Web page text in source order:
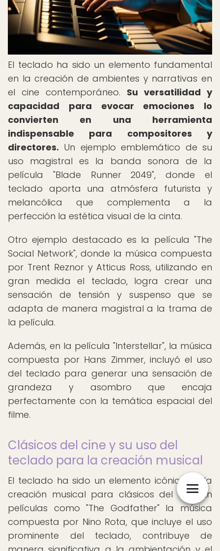
El teclado ha sido un elemento fundamental
en la creación de ambientes y narrativas en
el cine contemporáneo. Su versatilidad y
capacidad para evocar emociones lo
convierten en una herramienta
indispensable para compositores y
directores. Un ejemplo emblemático de su
uso magistral es la banda sonora de la
película "Blade Runner 2049", donde el
teclado aporta una atmósfera futurista y
melancólica que complementa a la
perfección la estética visual de la cinta.
Otro ejemplo destacado es la película "The
Social Network", donde la música compuesta
por Trent Reznor y Atticus Ross, utilizando en
gran medida el teclado, logra crear una
sensación de tensión y suspenso que se
adapta de manera magistral a la trama de
la película.
Además, en la película "Interstellar", la música
compuesta por Hans Zimmer, incluyó el uso
del teclado para generar una sensación de
grandeza y asombro que encaja
perfectamente con la temática espacial del
filme.
Clásicos del cine y su uso del
teclado para la creación musical
El teclado ha sido un elemento icónico en la
creación musical para clásicos del cine. En
películas como "The Godfather" la música
compuesta por Nino Rota, que incluye el uso
prominente del teclado, contribuye de